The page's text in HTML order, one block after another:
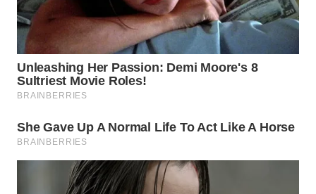
SURABAYA
WN
NATUNA
WN
BINTAN